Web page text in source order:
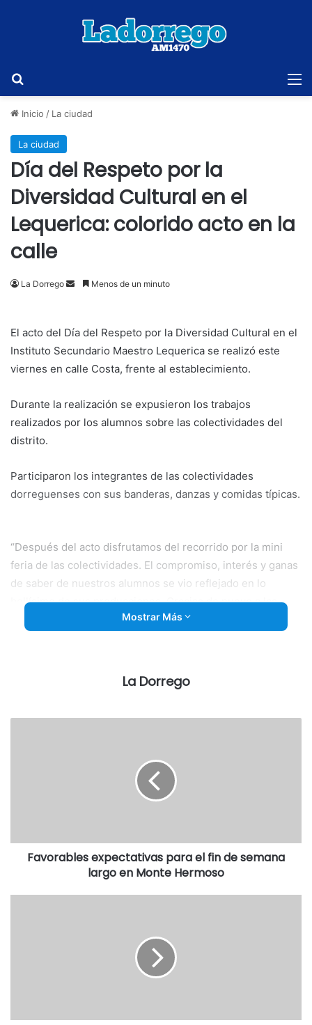
Inicio / La ciudad
La ciudad
Día del Respeto por la
Diversidad Cultural en el
Lequerica: colorido acto en la
calle
La Dorrego
SendMenos de un minuto
El acto del Día del Respeto por la Diversidad Cultural en el
Instituto Secundario Maestro Lequerica se realizó este
viernes en calle Costa, frente al establecimiento.
Durante la realización se expusieron los trabajos
realizados por los alumnos sobre las colectividades del
distrito.
Participaron los integrantes de las colectividades
dorreguenses con sus banderas, danzas y comidas típicas.
“Después del acto disfrutamos del recorrido por la mini
feria de las colectividades. El compromiso, interés y ganas
de saber de nuestros alumnos se vio reflejado en lo
bellísimo de sus producciones. Gracias de nuevo a las
colectividades por enseñarnos tanto días antes del acto”,
Destacadas
Mostrar Más
La Dorrego
Favorables expectativas para el fin de semana
largo en Monte Hermoso